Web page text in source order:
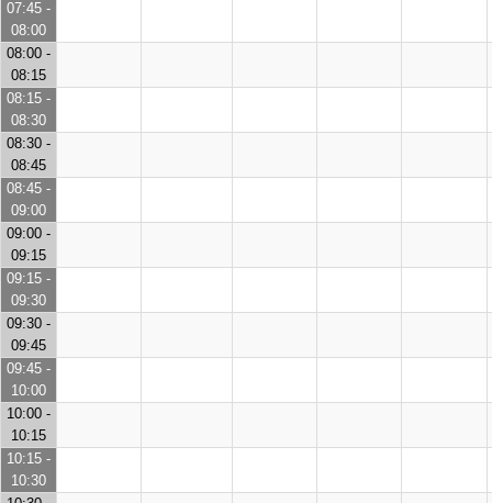
07:45 -
08:00
08:00 -
08:15
08:15 -
08:30
08:30 -
08:45
08:45 -
09:00
09:00 -
09:15
09:15 -
09:30
09:30 -
09:45
09:45 -
10:00
10:00 -
10:15
10:15 -
10:30